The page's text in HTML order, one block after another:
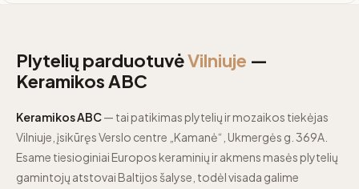
Plytelių parduotuvėVilniuje —
Keramikos ABC
Keramikos ABC— tai patikimas plytelių ir mozaikos tiekėjas
Vilniuje, įsikūręs Verslo centre „Kamanė“, Ukmergės g. 369A.
Esame tiesioginiai Europos keraminių ir akmens masės plytelių
gamintojų atstovai Baltijos šalyse, todėl visada galime